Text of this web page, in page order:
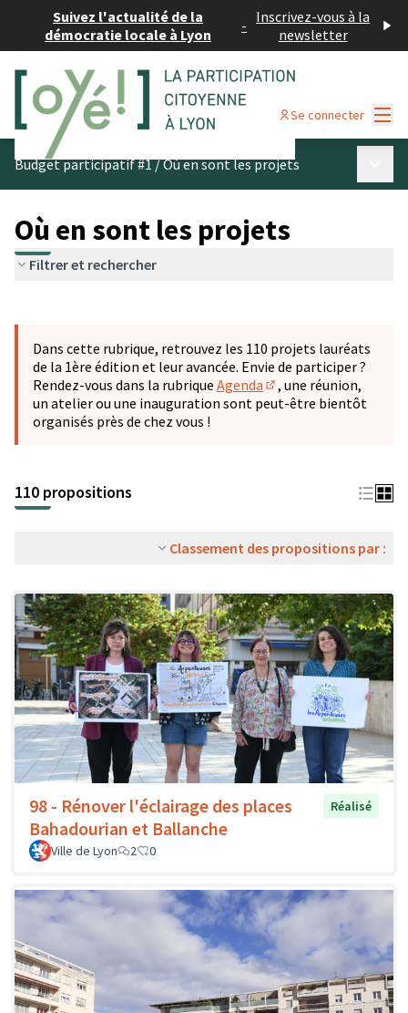
Suivez l'actualité de la
démocratie locale à Lyon
- Inscrivez-vous à la
newsletter
Se connecter
Budget participatif #1/Où en sont les projets
Où en sont les projets
Filtrer et rechercher
−
Dans cette rubrique, retrouvez les 110 projets lauréats
de la 1ère édition et leur avancée. Envie de participer ?
Rendez-vous dans la rubrique Agenda
(S'ouvre dans un
, une réunion,
un atelier ou une inauguration sont peut-être bientôt
organisés près de chez vous !
110 propositions
Classement des propositions par :
98 - Rénover l'éclairage des places
Bahadourian et Ballanche
Réalisé
Ville de Lyon 2 0